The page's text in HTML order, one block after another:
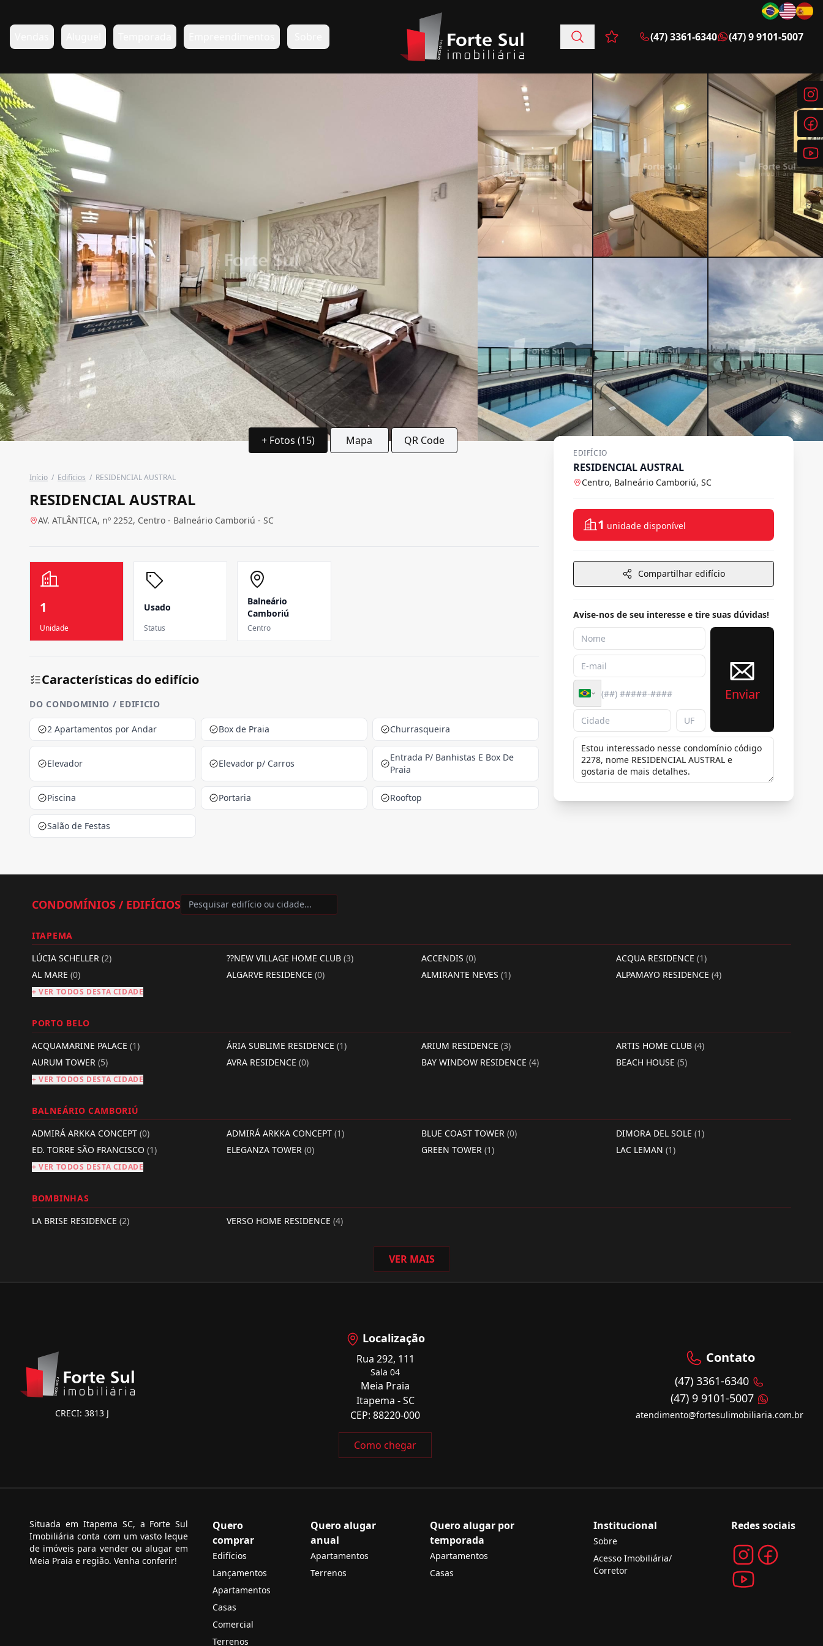
Favoritos (0 itens)
(47) 3361-6340 (47) 9 9101-5007
+ Fotos (15) Mapa QR Code
Início / Edifícios / RESIDENCIAL AUSTRAL
RESIDENCIAL AUSTRAL
AV. ATLÂNTICA, nº 2252, Centro - Balneário Camboriú - SC
1
Unidade
Usado
Status
Balneário
Camboriú
Centro
Características do edifício
DO CONDOMINIO / EDIFICIO
2 Apartamentos por Andar Box de Praia Churrasqueira
Elevador Elevador p/ Carros
Entrada P/ Banhistas E Box De
Praia
Piscina Portaria Rooftop
Salão de Festas
EDIFÍCIO
RESIDENCIAL AUSTRAL
Centro, Balneário Camboriú, SC
1 unidade disponível
Compartilhar edifício
Avise-nos de seu interesse e tire suas dúvidas!
Enviar
CONDOMÍNIOS / EDIFÍCIOS
ITAPEMA
LÚCIA SCHELLER (2) ??NEW VILLAGE HOME CLUB (3) ACCENDIS (0) ACQUA RESIDENCE (1)
AL MARE (0) ALGARVE RESIDENCE (0) ALMIRANTE NEVES (1) ALPAMAYO RESIDENCE (4)
+ VER TODOS DESTA CIDADE
PORTO BELO
ACQUAMARINE PALACE (1) ÁRIA SUBLIME RESIDENCE (1) ARIUM RESIDENCE (3) ARTIS HOME CLUB (4)
AURUM TOWER (5) AVRA RESIDENCE (0) BAY WINDOW RESIDENCE (4) BEACH HOUSE (5)
+ VER TODOS DESTA CIDADE
BALNEÁRIO CAMBORIÚ
ADMIRÁ ARKKA CONCEPT (0) ADMIRÁ ARKKA CONCEPT (1) BLUE COAST TOWER (0) DIMORA DEL SOLE (1)
ED. TORRE SÃO FRANCISCO (1) ELEGANZA TOWER (0) GREEN TOWER (1) LAC LEMAN (1)
+ VER TODOS DESTA CIDADE
BOMBINHAS
LA BRISE RESIDENCE (2) VERSO HOME RESIDENCE (4)
VER MAIS
CRECI: 3813 J
Localização
Rua 292, 111
Sala 04
Meia Praia
Itapema - SC
CEP: 88220-000
Como chegar
Contato
(47) 3361-6340
(47) 9 9101-5007
atendimento@fortesulimobiliaria.com.br
Situada em Itapema SC, a Forte Sul
Imobiliária conta com um vasto leque
de imóveis para vender ou alugar em
Meia Praia e região. Venha conferir!
Quero
comprar
Edifícios
Lançamentos
Apartamentos
Casas
Comercial
Terrenos
Quero alugar
anual
Apartamentos
Terrenos
Quero alugar por
temporada
Apartamentos
Casas
Institucional
Sobre
Acesso Imobiliária/
Corretor
Redes sociais